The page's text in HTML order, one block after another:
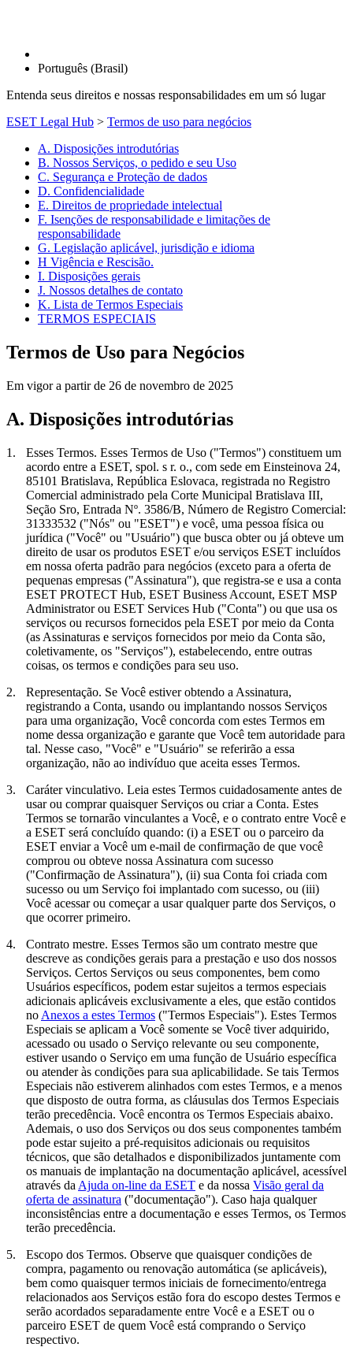
Português (Brasil)
Entenda seus direitos e nossas responsabilidades em um só lugar
ESET Legal Hub > Termos de uso para negócios
A. Disposições introdutórias
B. Nossos Serviços, o pedido e seu Uso
C. Segurança e Proteção de dados
D. Confidencialidade
E. Direitos de propriedade intelectual
F. Isenções de responsabilidade e limitações de
responsabilidade
G. Legislação aplicável, jurisdição e idioma
H Vigência e Rescisão.
I. Disposições gerais
J. Nossos detalhes de contato
K. Lista de Termos Especiais
TERMOS ESPECIAIS
Termos de Uso para Negócios
Em vigor a partir de 26 de novembro de 2025
A. Disposições introdutórias
1. Esses Termos. Esses Termos de Uso ("Termos") constituem um
acordo entre a ESET, spol. s r. o., com sede em Einsteinova 24,
85101 Bratislava, República Eslovaca, registrada no Registro
Comercial administrado pela Corte Municipal Bratislava III,
Seção Sro, Entrada Nº. 3586/B, Número de Registro Comercial:
31333532 ("Nós" ou "ESET") e você, uma pessoa física ou
jurídica ("Você" ou "Usuário") que busca obter ou já obteve um
direito de usar os produtos ESET e/ou serviços ESET incluídos
em nossa oferta padrão para negócios (exceto para a oferta de
pequenas empresas ("Assinatura"), que registra-se e usa a conta
ESET PROTECT Hub, ESET Business Account, ESET MSP
Administrator ou ESET Services Hub ("Conta") ou que usa os
serviços ou recursos fornecidos pela ESET por meio da Conta
(as Assinaturas e serviços fornecidos por meio da Conta são,
coletivamente, os "Serviços"), estabelecendo, entre outras
coisas, os termos e condições para seu uso.
2.
Representação. Se Você estiver obtendo a Assinatura,
registrando a Conta, usando ou implantando nossos Serviços
para uma organização, Você concorda com estes Termos em
nome dessa organização e garante que Você tem autoridade para
tal. Nesse caso, "Você" e "Usuário" se referirão a essa
organização, não ao indivíduo que aceita esses Termos.
3.
Caráter vinculativo. Leia estes Termos cuidadosamente antes de
usar ou comprar quaisquer Serviços ou criar a Conta. Estes
Termos se tornarão vinculantes a Você, e o contrato entre Você e
a ESET será concluído quando: (i) a ESET ou o parceiro da
ESET enviar a Você um e-mail de confirmação de que você
comprou ou obteve nossa Assinatura com sucesso
("Confirmação de Assinatura"), (ii) sua Conta foi criada com
sucesso ou um Serviço foi implantado com sucesso, ou (iii)
Você acessar ou começar a usar qualquer parte dos Serviços, o
que ocorrer primeiro.
4.
Contrato mestre. Esses Termos são um contrato mestre que
descreve as condições gerais para a prestação e uso dos nossos
Serviços. Certos Serviços ou seus componentes, bem como
Usuários específicos, podem estar sujeitos a termos especiais
adicionais aplicáveis exclusivamente a eles, que estão contidos
no Anexos a estes Termos ("Termos Especiais"). Estes Termos
Especiais se aplicam a Você somente se Você tiver adquirido,
acessado ou usado o Serviço relevante ou seu componente,
estiver usando o Serviço em uma função de Usuário específica
ou atender às condições para sua aplicabilidade. Se tais Termos
Especiais não estiverem alinhados com estes Termos, e a menos
que disposto de outra forma, as cláusulas dos Termos Especiais
terão precedência. Você encontra os Termos Especiais abaixo.
Ademais, o uso dos Serviços ou dos seus componentes também
pode estar sujeito a pré-requisitos adicionais ou requisitos
técnicos, que são detalhados e disponibilizados juntamente com
os manuais de implantação na documentação aplicável, acessível
através da Ajuda on-line da ESET e da nossa Visão geral da
oferta de assinatura ("documentação"). Caso haja qualquer
inconsistências entre a documentação e esses Termos, os Termos
terão precedência.
5.
Escopo dos Termos. Observe que quaisquer condições de
compra, pagamento ou renovação automática (se aplicáveis),
bem como quaisquer termos iniciais de fornecimento/entrega
relacionados aos Serviços estão fora do escopo destes Termos e
serão acordados separadamente entre Você e a ESET ou o
parceiro ESET de quem Você está comprando o Serviço
respectivo.